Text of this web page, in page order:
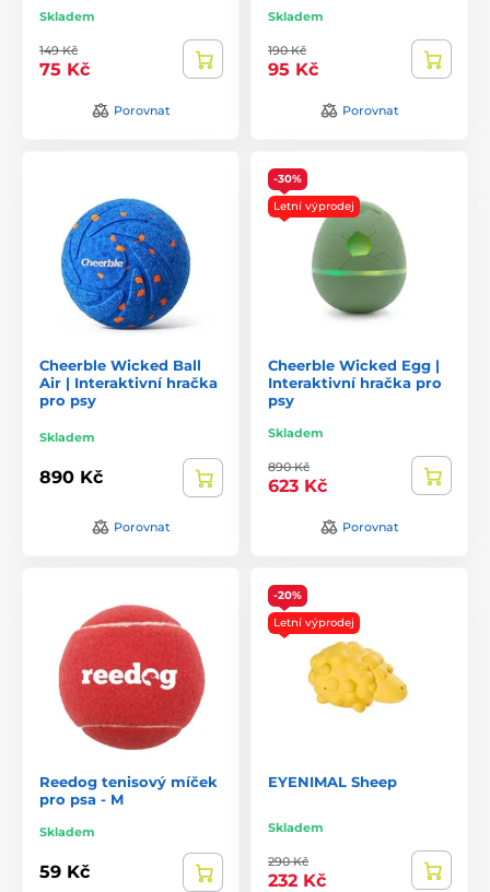
Skladem
149 Kč
75 Kč
Porovnat
Skladem
190 Kč
95 Kč
Porovnat
Cheerble Wicked Ball
Air | Interaktivní hračka
pro psy
Skladem
890 Kč
Porovnat
-30%
Letní výprodej
Cheerble Wicked Egg |
Interaktivní hračka pro
psy
Skladem
890 Kč
623 Kč
Porovnat
Reedog tenisový míček
pro psa - M
Skladem
59 Kč
-20%
Letní výprodej
EYENIMAL Sheep
Skladem
290 Kč
232 Kč